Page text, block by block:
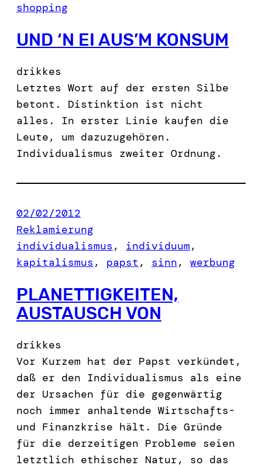
shopping
UND ‘N EI AUS’M KONSUM
drikkes
Letztes Wort auf der ersten Silbe
betont. Distinktion ist nicht
alles. In erster Linie kaufen die
Leute, um dazuzugehören.
Individualismus zweiter Ordnung.
02/02/2012
Reklamierung
individualismus , individuum
kapitalismus , papst , sinn, werbung
PLANETTIGKEITEN,
AUSTAUSCH VON
drikkes
Vor Kurzem hat der Papst verkündet,
daß er den Individualismus als eine
der Ursachen für die gegenwärtig
noch immer anhaltende Wirtschafts-
und Finanzkrise hält. Die Gründe
für die derzeitigen Probleme seien
letztlich ethischer Natur, so das